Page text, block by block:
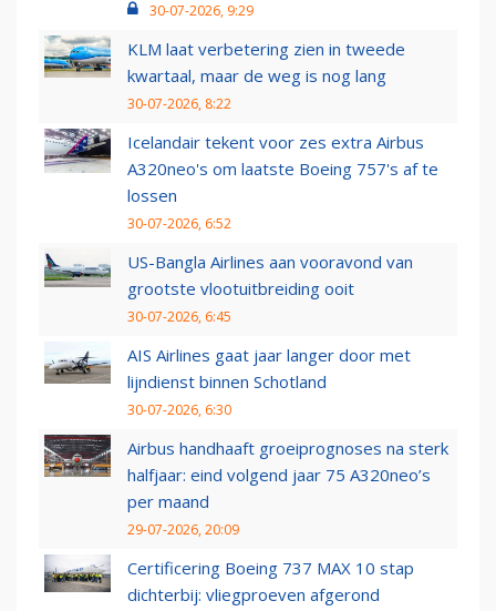
30-07-2026, 9:29
KLM laat verbetering zien in tweede
kwartaal, maar de weg is nog lang
30-07-2026, 8:22
Icelandair tekent voor zes extra Airbus
A320neo's om laatste Boeing 757's af te
lossen
30-07-2026, 6:52
US-Bangla Airlines aan vooravond van
grootste vlootuitbreiding ooit
30-07-2026, 6:45
AIS Airlines gaat jaar langer door met
lijndienst binnen Schotland
30-07-2026, 6:30
Airbus handhaaft groeiprognoses na sterk
halfjaar: eind volgend jaar 75 A320neo’s
per maand
29-07-2026, 20:09
Certificering Boeing 737 MAX 10 stap
dichterbij: vliegproeven afgerond